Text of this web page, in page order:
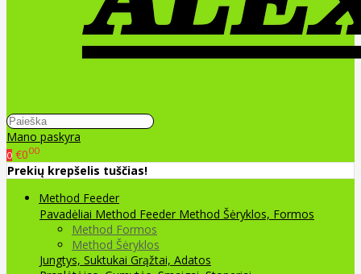
Mano paskyra
0 €000
Prekių krepšelis tuščias!
Method Feeder
Pavadėliai Method Feeder Method Šėryklos, Formos
Method Formos
Method Šėryklos
Jungtys, Suktukai Grąžtai, Adatos